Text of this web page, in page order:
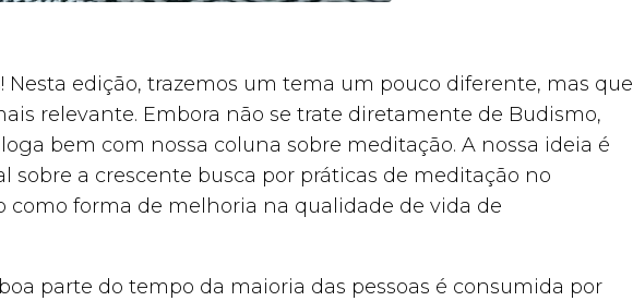
Nesta edição, trazemos um tema um pouco diferente, mas que
relevante. Embora não se trate diretamente de Budismo,
bem com nossa coluna sobre meditação. A nossa ideia é
sobre a crescente busca por práticas de meditação no
como forma de melhoria na qualidade de vida de
parte do tempo da maioria das pessoas é consumida por